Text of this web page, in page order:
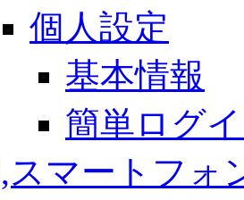
個人設定
基本情報
簡単ログ
スマートフォ